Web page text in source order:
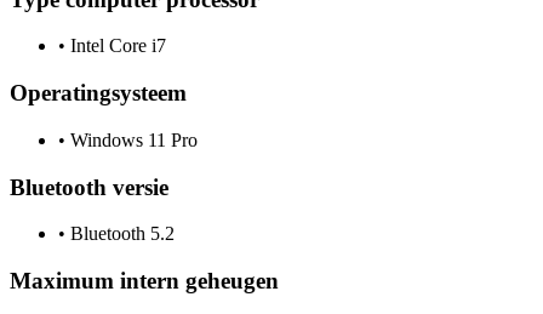
• Intel Core i7
Operatingsysteem
• Windows 11 Pro
Bluetooth versie
• Bluetooth 5.2
Maximum intern geheugen